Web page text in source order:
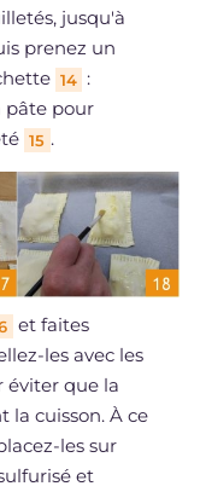
jusqu'à
prenez un
14 :
pâte pour
15 .
et faites
les avec les
éviter que la
la cuisson. À ce
les sur
et